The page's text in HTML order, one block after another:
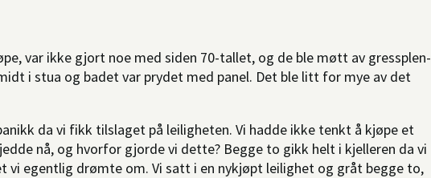
var ikke gjort noe med siden 70-tallet, og de ble møtt av gressplen-
i stua og badet var prydet med panel. Det ble litt for mye av det
da vi fikk tilslaget på leiligheten. Vi hadde ikke tenkt å kjøpe et
nå, og hvorfor gjorde vi dette? Begge to gikk helt i kjelleren da vi
egentlig drømte om. Vi satt i en nykjøpt leilighet og gråt begge to,